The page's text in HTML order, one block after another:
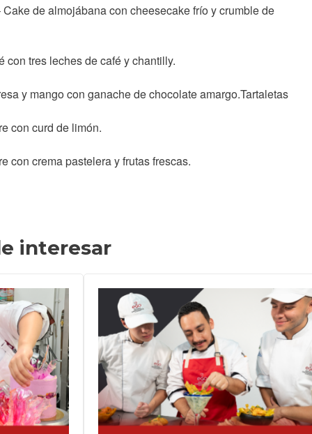
de almojábana con cheesecake frío y crumble de
con tres leches de café y chantilly.
y mango con ganache de chocolate amargo.Tartaletas
con curd de limón.
con crema pastelera y frutas frescas.
interesar